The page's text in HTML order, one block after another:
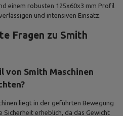
einem robusten 125x60x3 mm Profil
und intensiven Einsatz.
Fragen zu Smith
von Smith Maschinen
liegt in der geführten Bewegung
Sicherheit erheblich, da das Gewicht